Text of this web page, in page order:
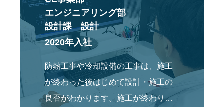
エンジニアリング部
設計課 設計
2020年入社
防熱工事や冷却設備の工事は、施工
が終わった後はじめて設計・施工の
良否がわかります。施工が終わり、